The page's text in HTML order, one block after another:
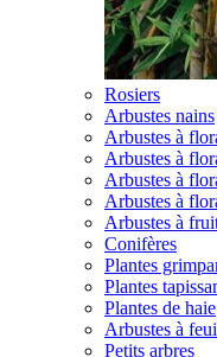
Rosiers
Arbustes nains
Arbustes à
Arbustes à
Arbustes à
Arbustes à
Arbustes à
Conifères
Plantes
Plantes
Plantes de haie
Arbustes à
Petits arbres